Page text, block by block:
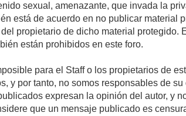
sexual, amenazante, que invada la
está de acuerdo en no publicar
propietario de dicho material
están prohibidos en este foro.
para el Staff o los propietarios de
y por tanto, no somos responsables de
expresan la opinión del autor, y
que un mensaje publicado es